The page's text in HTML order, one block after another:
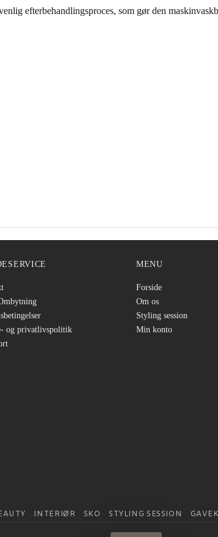
efterbehandlingsproces, som gør den
og privatlivspolitik
MENU
Forside
Om os
Styling session
Min konto
INTERIØR SKO STYLING SESSION